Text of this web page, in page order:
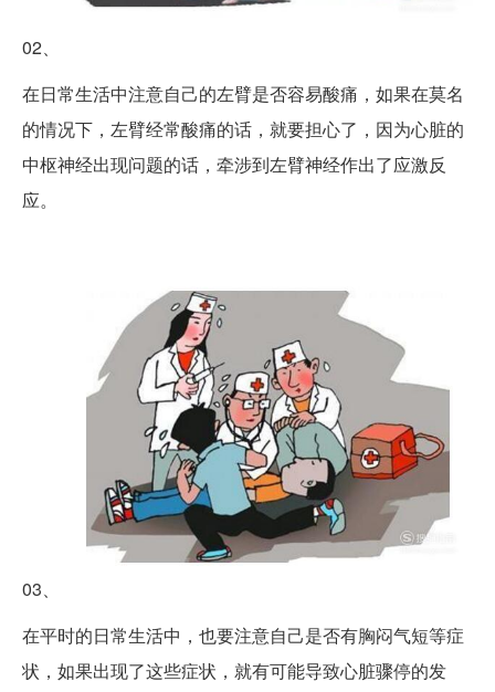
02、
在日常生活中注意自己的左臂是否容易酸痛，如果在莫名
的情况下，左臂经常酸痛的话，就要担心了，因为心脏的
中枢神经出现问题的话，牵涉到左臂神经作出了应激反
应。
03、
在平时的日常生活中，也要注意自己是否有胸闷气短等症
状，如果出现了这些症状，就有可能导致心脏骤停的发